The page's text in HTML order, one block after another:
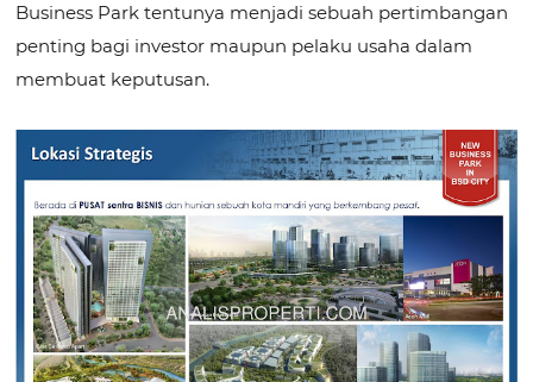
Business Park tentunya menjadi sebuah pertimbangan
penting bagi investor maupun pelaku usaha dalam
membuat keputusan.